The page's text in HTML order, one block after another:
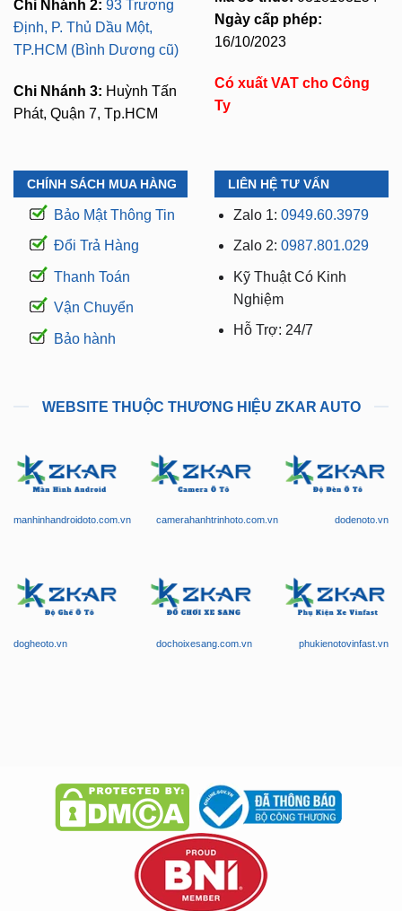
Chi Nhánh 2: 93 Trương
Định, P. Thủ Dầu Một,
TP.HCM (Bình Dương cũ)
Chi Nhánh 3: Huỳnh Tấn
Phát, Quận 7, Tp.HCM
Ngày cấp phép:
16/10/2023
Có xuất VAT cho Công
Ty
CHÍNH SÁCH MUA HÀNG
Bảo Mật Thông Tin
Đổi Trả Hàng
Thanh Toán
Vận Chuyển
Bảo hành
LIÊN HỆ TƯ VẤN
Zalo 1: 0949.60.3979
Zalo 2: 0987.801.029
Kỹ Thuật Có Kinh
Nghiệm
Hỗ Trợ: 24/7
WEBSITE THUỘC THƯƠNG HIỆU ZKAR AUTO
manhinhandroidoto.com.vn camerahanhtrinhoto.com.vn dodenoto.vn
dogheoto.vn dochoixesang.com.vn phukienotovinfast.vn